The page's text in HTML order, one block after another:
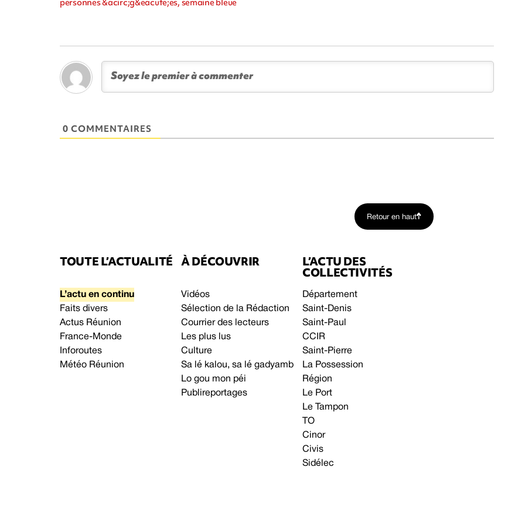
0 COMMENTAIRES
Retour en haut
TOUTE L’ACTUALITÉ
L’actu en continu
Faits divers
Actus Réunion
France-Monde
Inforoutes
Météo Réunion
À DÉCOUVRIR
Vidéos
Sélection de la Rédaction
Courrier des lecteurs
Les plus lus
Culture
Sa lé kalou, sa lé gadyamb
Lo gou mon péi
Publireportages
L’ACTU DES
COLLECTIVITÉS
Département
Saint-Denis
Saint-Paul
CCIR
Saint-Pierre
La Possession
Région
Le Port
Le Tampon
TO
Cinor
Civis
Sidélec